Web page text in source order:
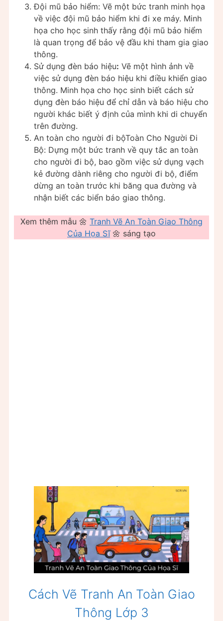
Đội mũ bảo hiểm: Vẽ một bức tranh minh họa
về việc đội mũ bảo hiểm khi đi xe máy. Minh
họa cho học sinh thấy rằng đội mũ bảo hiểm
là quan trọng để bảo vệ đầu khi tham gia giao
thông.
Sử dụng đèn báo hiệu: Vẽ một hình ảnh về
việc sử dụng đèn báo hiệu khi điều khiển giao
thông. Minh họa cho học sinh biết cách sử
dụng đèn báo hiệu để chỉ dẫn và báo hiệu cho
người khác biết ý định của mình khi di chuyển
trên đường.
An toàn cho người đi bộToàn Cho Người Đi
Bộ: Dựng một bức tranh về quy tắc an toàn
cho người đi bộ, bao gồm việc sử dụng vạch
kẻ đường dành riêng cho người đi bộ, điểm
dừng an toàn trước khi băng qua đường và
nhận biết các biển báo giao thông.
Xem thêm mẫu 🌼 Tranh Vẽ An Toàn Giao Thông
Của Họa Sĩ🌼 sáng tạo
Cách Vẽ Tranh An Toàn Giao
Thông Lớp 3